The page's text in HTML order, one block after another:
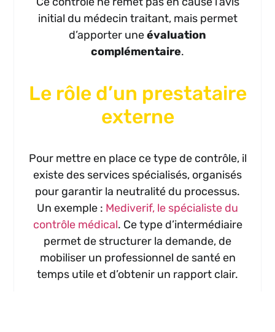
initial du médecin traitant, mais permet
d’apporter uneévaluation
complémentaire.
Le rôle d’un prestataire
externe
Pour mettre en place ce type de contrôle, il
existe des services spécialisés, organisés
pour garantir la neutralité du processus.
Un exemple : Mediverif, le spécialiste du
contrôle médical. Ce type d’intermédiaire
permet de structurer la demande, de
mobiliser un professionnel de santé en
temps utile et d’obtenir un rapport clair.